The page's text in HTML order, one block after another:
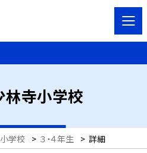
林寺小学校
学校 > ３・４年生 > 詳細